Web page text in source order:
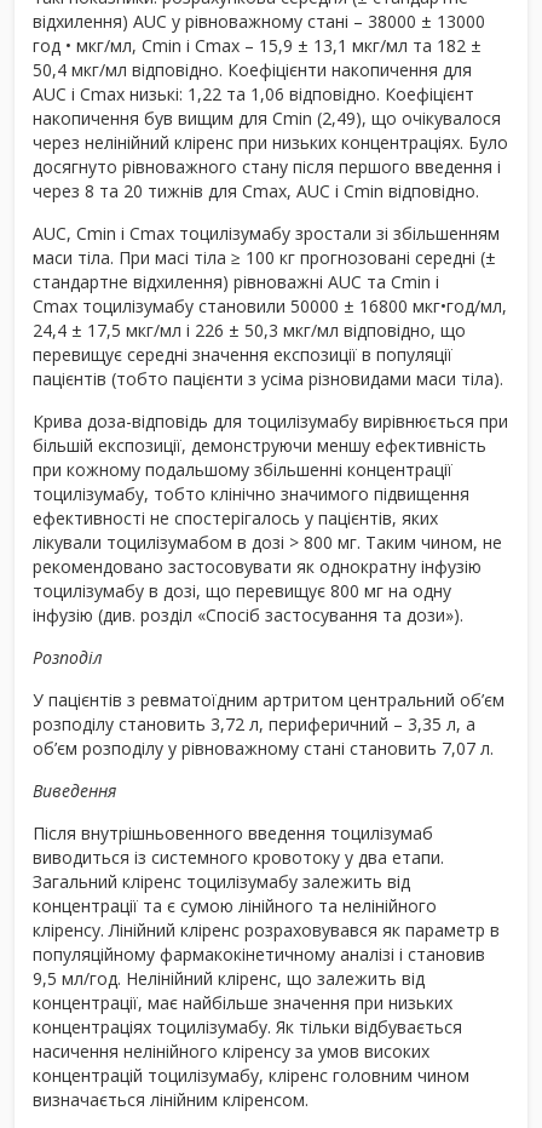
відхилення) AUC у рівноважному стані – 38000 ± 13000
год • мкг/мл, Cmin і Cmax – 15,9 ± 13,1 мкг/мл та 182 ±
50,4 мкг/мл відповідно. Коефіцієнти накопичення для
AUC і Cmaх низькі: 1,22 та 1,06 відповідно. Коефіцієнт
накопичення був вищим для Cmin (2,49), що очікувалося
через нелінійний кліренс при низьких концентраціях. Було
досягнуто рівноважного стану після першого введення і
через 8 та 20 тижнів для Cmax, AUC і Cmin відповідно.
AUC, Cmin і Cmax тоцилізумабу зростали зі збільшенням
маси тіла. При масі тіла ≥ 100 кг прогнозовані середні (±
стандартне відхилення) рівноважні AUC та Cmin і
Cmax тоцилізумабу становили 50000 ± 16800 мкг•год/мл,
24,4 ± 17,5 мкг/мл і 226 ± 50,3 мкг/мл відповідно, що
перевищує середні значення експозиції в популяції
пацієнтів (тобто пацієнти з усіма різновидами маси тіла).
Крива доза-відповідь для тоцилізумабу вирівнюється при
більшій експозиції, демонструючи меншу ефективність
при кожному подальшому збільшенні концентрації
тоцилізумабу, тобто клінічно значимого підвищення
ефективності не спостерігалось у пацієнтів, яких
лікували тоцилізумабом в дозі > 800 мг. Таким чином, не
рекомендовано застосовувати як однократну інфузію
тоцилізумабу в дозі, що перевищує 800 мг на одну
інфузію (див. розділ «Спосіб застосування та дози»).
Розподіл
У пацієнтів з ревматоїдним артритом центральний об’єм
розподілу становить 3,72 л, периферичний – 3,35 л, а
об’єм розподілу у рівноважному стані становить 7,07 л.
Виведення
Після внутрішньовенного введення тоцилізумаб
виводиться із системного кровотоку у два етапи.
Загальний кліренс тоцилізумабу залежить від
концентрації та є сумою лінійного та нелінійного
кліренсу. Лінійний кліренс розраховувався як параметр в
популяційному фармакокінетичному аналізі і становив
9,5 мл/год. Нелінійний кліренс, що залежить від
концентрації, має найбільше значення при низьких
концентраціях тоцилізумабу. Як тільки відбувається
насичення нелінійного кліренсу за умов високих
концентрацій тоцилізумабу, кліренс головним чином
визначається лінійним кліренсом.